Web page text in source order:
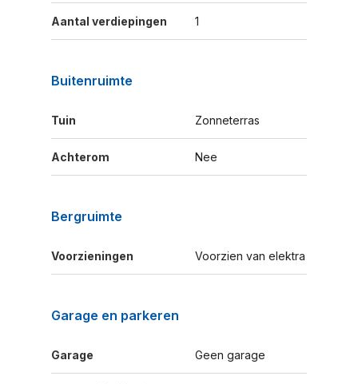
Aantal verdiepingen 1
Buitenruimte
Tuin Zonneterras
Achterom Nee
Bergruimte
Voorzieningen Voorzien van elektra
Garage en parkeren
Garage Geen garage